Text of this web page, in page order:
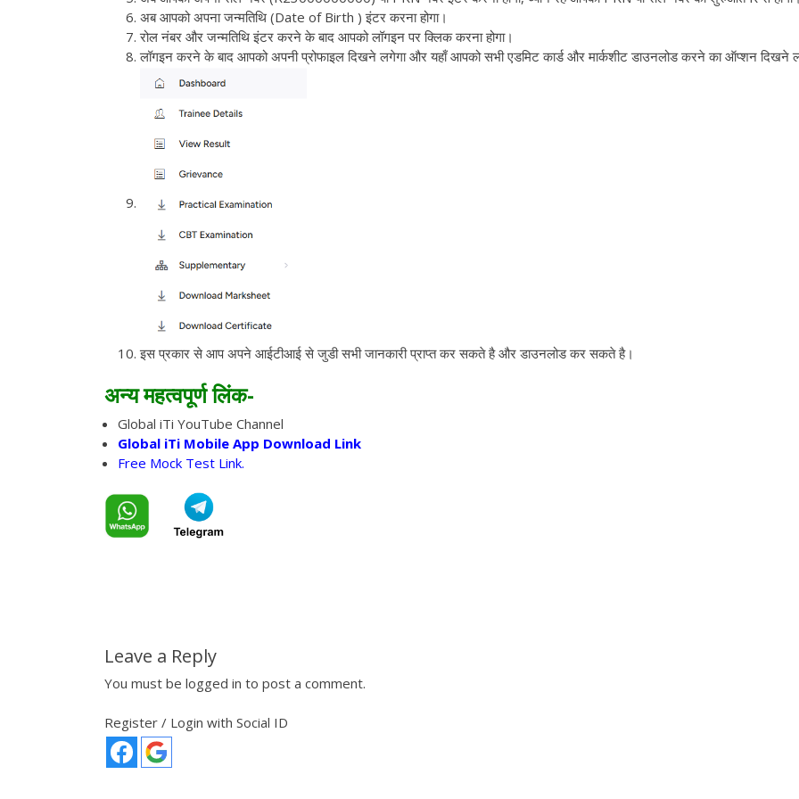
अब आपको अपना जन्मतिथि (Date of Birth ) इंटर करना होगा।
रोल नंबर और जन्मतिथि इंटर करने के बाद आपको लॉगइन पर क्लिक करना होगा।
लॉगइन करने के बाद आपको अपनी प्रोफाइल दिखने लगेगा और यहाँ आपको सभी एडमिट कार्ड और मार्कशीट डाउनलोड करने का ऑप्शन दिखने
इस प्रकार से आप अपने आईटीआई से जुडी सभी जानकारी प्राप्त कर सकते है और डाउनलोड कर सकते है।
अन्य महत्वपूर्ण लिंक-
Global iTi YouTube Channel
Global iTi Mobile App Download Link
Free Mock Test Link.
Leave a Reply
You must be logged in to post a comment.
Register / Login with Social ID